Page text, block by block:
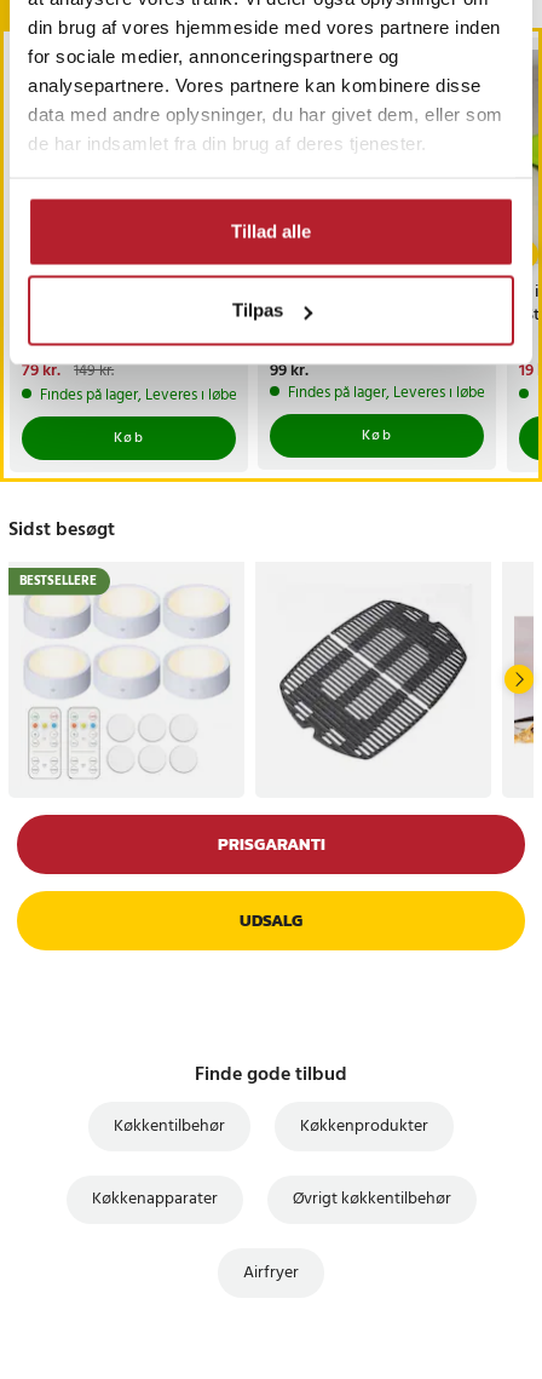
din brug af vores hjemmeside med vores partnere inden
for sociale medier, annonceringspartnere og
analysepartnere. Vores partnere kan kombinere disse
data med andre oplysninger, du har givet dem, eller som
de har indsamlet fra din brug af deres tjenester.
Tillad alle
Tilpas
Andre købte også
med USB-C til Lightning
Nuværende pris:
79 kr.Tidligere pris:149 kr.
79 kr. 149 kr.
Findes på lager, Leveres i løbet af 1-2 hverdage
Køb
med vindtæt fleece - Sort
Pris:99 kr.
99 kr.
Findes på lager, Leveres i løbet af 1-2
Køb
-
19
19
Sidst besøgt
BESTSELLERE
PRISGARANTI
UDSALG
Finde gode tilbud
Køkkentilbehør Køkkenprodukter
Køkkenapparater Øvrigt køkkentilbehør
Airfryer